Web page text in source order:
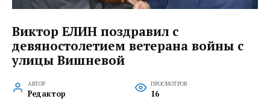
Виктор ЕЛИН поздравил с
девяностолетием ветерана войны с
улицы Вишневой
АВТОР
Редактор
ПРОСМОТРОВ
16